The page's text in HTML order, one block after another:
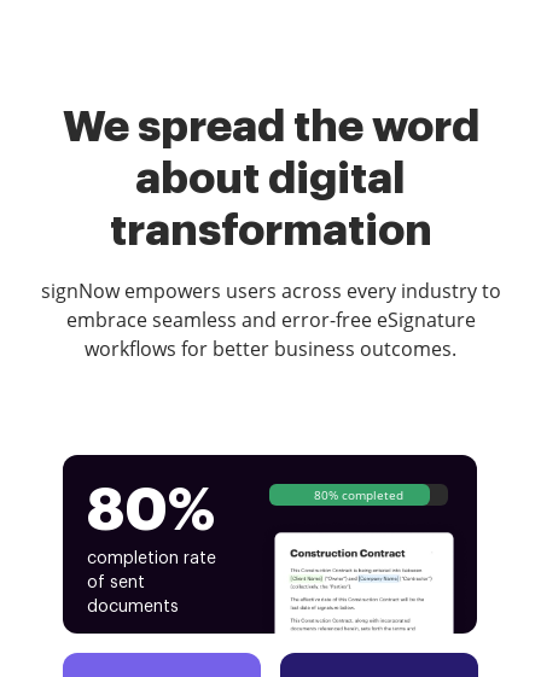
We spread the word
about digital
transformation
signNow empowers users across every industry to
embrace seamless and error-free eSignature
workflows for better business outcomes.
80%
completion rate
of sent
documents
80% completed